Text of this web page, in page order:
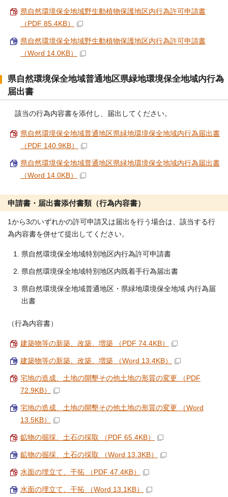
県自然環境保全地域野生動植物保護地区内行為許可申請書
（PDF 85.4KB）
県自然環境保全地域野生動植物保護地区内行為許可申請書
（Word 14.0KB）
県自然環境保全地域普通地区県緑地環境保全地域内行為
届出書
該当の行為内容書を添付し、届出してください。
県自然環境保全地域普通地区県緑地環境保全地域内行為届出書
（PDF 140.9KB）
県自然環境保全地域普通地区県緑地環境保全地域内行為届出書
（Word 14.0KB）
申請書・届出書添付書類（行為内容書）
1から3のいずれかの許可申請又は届出を行う場合は、該当する行
為内容書を併せて提出してください。
県自然環境保全地域特別地区内行為許可申請書
県自然環境保全地域特別地区内既着手行為届出書
県自然環境保全地域普通地区・県緑地環境保全地域 内行為届
出書
（行為内容書）
建築物等の新築、改築、増築 （PDF 74.4KB）
建築物等の新築、改築、増築 （Word 13.4KB）
宅地の造成、土地の開墾その他土地の形質の変更 （PDF
72.9KB）
宅地の造成、土地の開墾その他土地の形質の変更 （Word
13.5KB）
鉱物の掘採、土石の採取 （PDF 65.4KB）
鉱物の掘採、土石の採取 （Word 13.3KB）
水面の埋立て、干拓 （PDF 47.4KB）
水面の埋立て、干拓 （Word 13.1KB）